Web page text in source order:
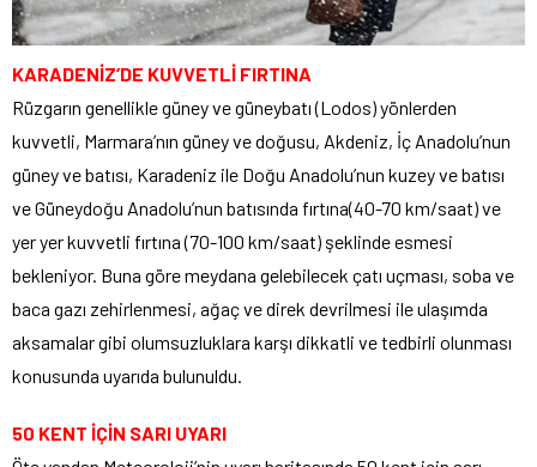
KARADENİZ’DE KUVVETLİ FIRTINA
Rüzgarın genellikle güney ve güneybatı (Lodos) yönlerden
kuvvetli, Marmara’nın güney ve doğusu, Akdeniz, İç Anadolu’nun
güney ve batısı, Karadeniz ile Doğu Anadolu’nun kuzey ve batısı
ve Güneydoğu Anadolu’nun batısında fırtına(40-70 km/saat) ve
yer yer kuvvetli fırtına (70-100 km/saat) şeklinde esmesi
bekleniyor. Buna göre meydana gelebilecek çatı uçması, soba ve
baca gazı zehirlenmesi, ağaç ve direk devrilmesi ile ulaşımda
aksamalar gibi olumsuzluklara karşı dikkatli ve tedbirli olunması
konusunda uyarıda bulunuldu.
50 KENT İÇİN SARI UYARI